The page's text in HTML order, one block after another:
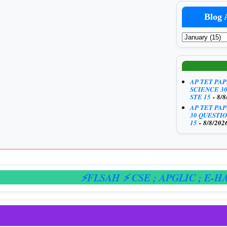
Blog
AP TET
SCIENCE
STE 15 - 8/
AP TET
30
15 - 8/8/
⚡FLSAH ⚡ CSE; APGLIC; E-HAZAR;